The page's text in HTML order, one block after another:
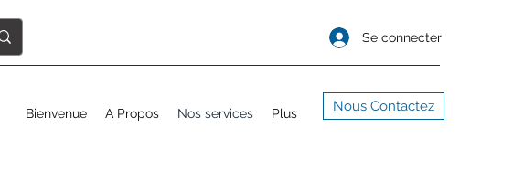
Se connecter
Bienvenue A Propos Nos services Plus Nous Contactez